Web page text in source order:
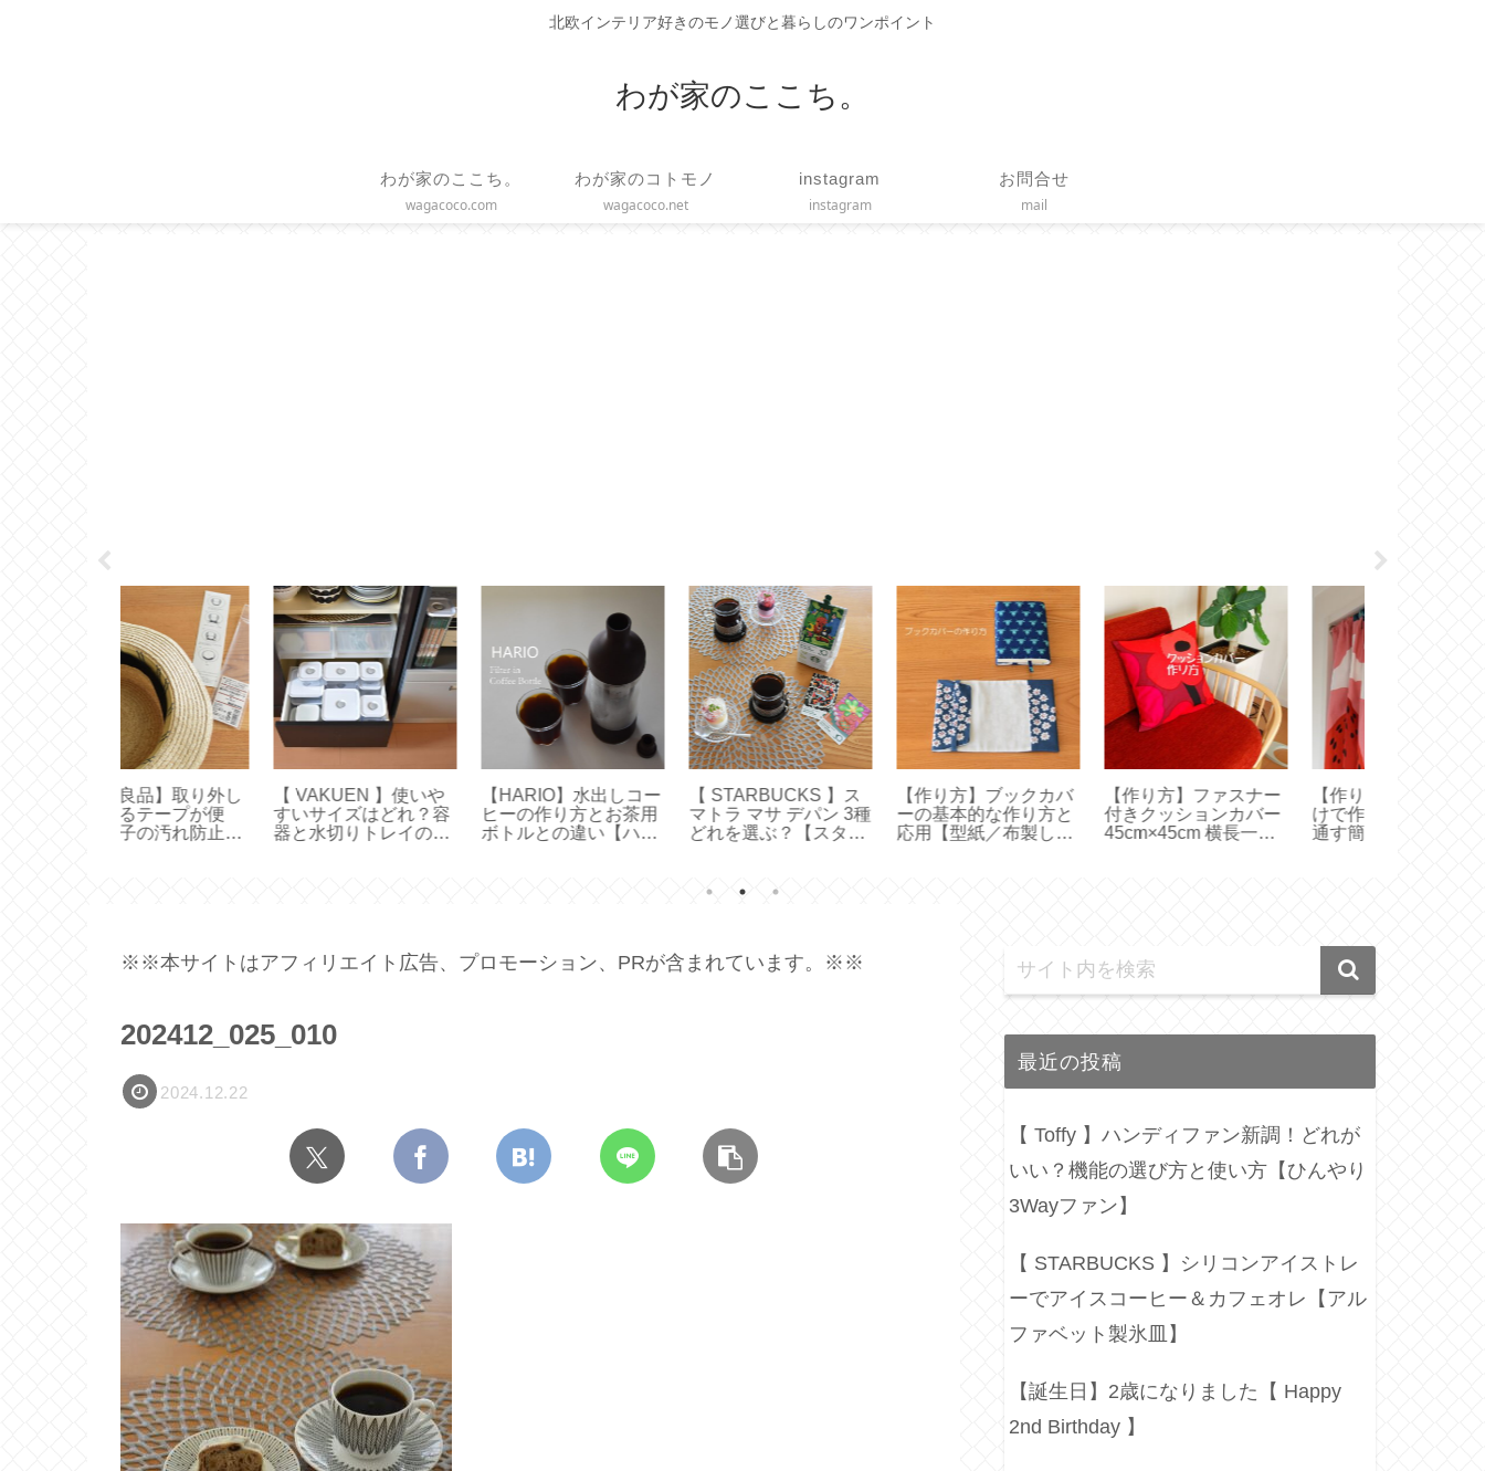
北欧インテリア好きのモノ選びと暮らしのワンポイント
わが家のここち。
わが家のここち。
wagacoco.com
わが家のコトモノ
wagacoco.net
instagram
instagram
お問合せ
mail
【 VAKUEN 】使いや
すいサイズはどれ？容
器と水切りトレイのサ
【HARIO】水出しコー
ヒーの作り方とお茶用
ボトルとの違い【ハリ
【 STARBUCKS 】ス
マトラ マサ デパン 3種
どれを選ぶ？【スター
【作り方】ブックカバ
ーの基本的な作り方と
応用【型紙／布製しお
ド】
【作り方】ファスナー
付きクッションカバー
45cm×45cm 横長一枚
【作り方】直線縫いだ
けで作る つっぱり棒に
通す簡易カーテン
※※本サイトはアフィリエイト広告、プロモーション、PRが含まれています。※※
202412_025_010
2024.12.22
最近の投稿
【 Toffy 】ハンディファン新調！どれが
いい？機能の選び方と使い方【ひんやり
3Wayファン】
【 STARBUCKS 】シリコンアイストレ
ーでアイスコーヒー＆カフェオレ【アル
ファベット製氷皿】
【誕生日】2歳になりました【 Happy
2nd Birthday 】